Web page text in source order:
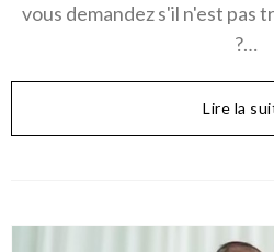
vous demandez s'il n'est pas
?…
Lire la